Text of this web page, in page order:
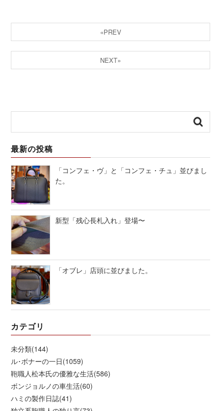
«PREV
NEXT»
最新の投稿
「コンフェ・ヴ」と「コンフェ・チュ」並びまし
た。
新型「残心長札入れ」登場〜
「オブレ」店頭に並びました。
カテゴリ
未分類(144)
ル･ボナーの一日(1059)
鞄職人松本氏の優雅な生活(586)
ボンジョルノの車生活(60)
ハミの製作日誌(41)